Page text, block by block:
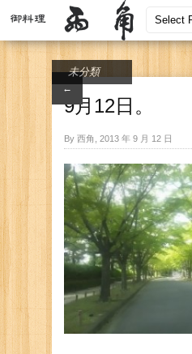
←
未分類
9月12日。
By 西角, 2013 年 9 月 12 日